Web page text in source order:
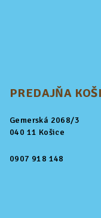
PREDAJŇA
Gemerská 2068/3
040 11 Košice
0907 918 148